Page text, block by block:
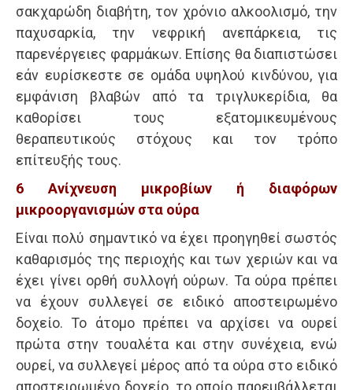
σακχαρώδη διαβήτη, τον χρόνιο αλκοολισμό, την
παχυσαρκία, την νεφρική ανεπάρκεια, τις
παρενέργειες φαρμάκων. Επίσης θα διαπιστώσει
εάν ευρίσκεστε σε ομάδα υψηλού κινδύνου, για
εμφάνιση βλαβών από τα τριγλυκερίδια, θα
καθορίσει τους εξατομικευμένους
θεραπευτικούς στόχους και τον τρόπο
επίτευξής τους.
6 Ανίχνευση μικροβίων ή διαφόρων
μικροοργανισμών στα ούρα
Eίναι πολύ σημαντικό να έχει προηγηθεί σωστός
καθαρισμός της περιοχής και των χεριών και να
έχει γίνει ορθή συλλογή ούρων. Τα ούρα πρέπει
να έχουν συλλεγεί σε ειδικό αποστειρωμένο
δοχείο. Το άτομο πρέπει να αρχίσει να ουρεί
πρώτα στην τουαλέτα και στην συνέχεια, ενώ
ουρεί, να συλλεγεί μέρος από τα ούρα στο ειδικό
αποστειρωμένο δοχείο, το οποίο παρεμβάλλεται